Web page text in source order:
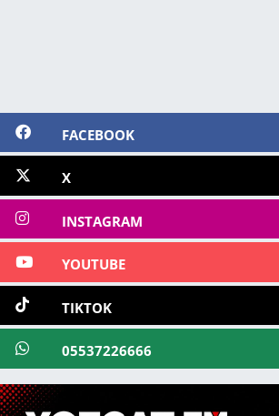
FACEBOOK
X
INSTAGRAM
YOUTUBE
TIKTOK
05537226666